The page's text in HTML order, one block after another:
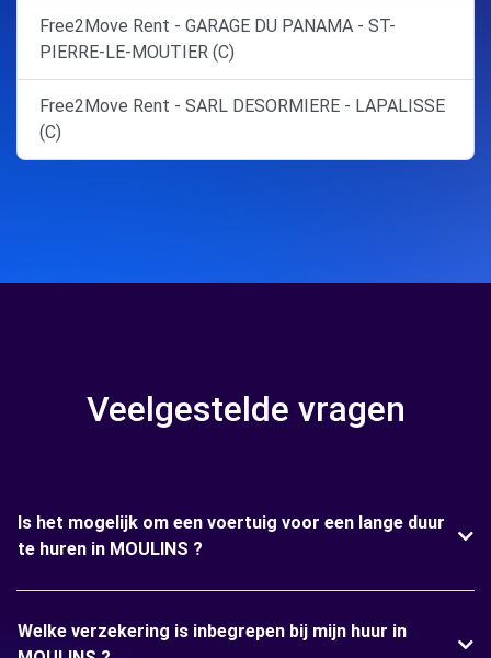
Free2Move Rent - GARAGE DU PANAMA - ST-
PIERRE-LE-MOUTIER (C)
Free2Move Rent - SARL DESORMIERE - LAPALISSE
(C)
Veelgestelde vragen
Is het mogelijk om een voertuig voor een lange duur
te huren in MOULINS ?
Welke verzekering is inbegrepen bij mijn huur in